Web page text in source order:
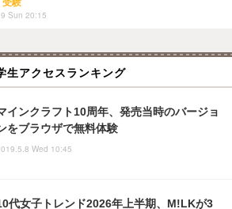
験
Sun 20:15
生アクセスランキング
インクラフト10周年、発売当時のバージョ
をブラウザで無料体験
Wed 10:45
代女子トレンド2026年上半期、M!LKが3